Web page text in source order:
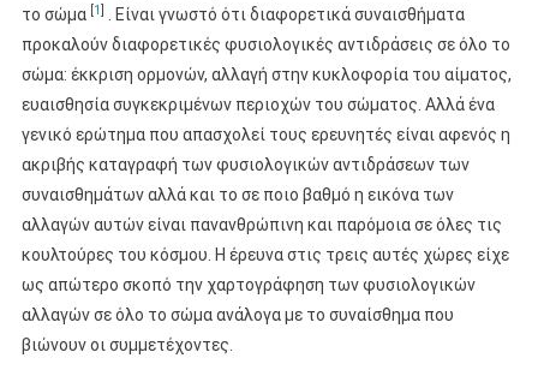
το σώμα [1] . Είναι γνωστό ότι διαφορετικά συναισθήματα
προκαλούν διαφορετικές φυσιολογικές αντιδράσεις σε όλο το
σώμα: έκκριση ορμονών, αλλαγή στην κυκλοφορία του αίματος,
ευαισθησία συγκεκριμένων περιοχών του σώματος. Αλλά ένα
γενικό ερώτημα που απασχολεί τους ερευνητές είναι αφενός η
ακριβής καταγραφή των φυσιολογικών αντιδράσεων των
συναισθημάτων αλλά και το σε ποιο βαθμό η εικόνα των
αλλαγών αυτών είναι πανανθρώπινη και παρόμοια σε όλες τις
κουλτούρες του κόσμου. Η έρευνα στις τρεις αυτές χώρες είχε
ως απώτερο σκοπό την χαρτογράφηση των φυσιολογικών
αλλαγών σε όλο το σώμα ανάλογα με το συναίσθημα που
βιώνουν οι συμμετέχοντες.